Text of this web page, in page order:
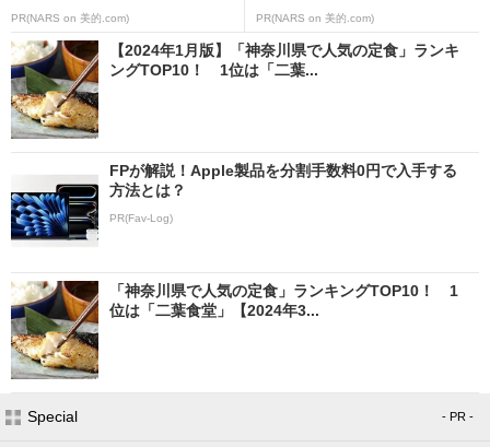
PR(NARS on 美的.com) PR(NARS on 美的.com)
【2024年1月版】「神奈川県で人気の定食」ランキ
ングTOP10！ 1位は「二葉...
FPが解説！Apple製品を分割手数料0円で入手する
方法とは？
PR(Fav-Log)
「神奈川県で人気の定食」ランキングTOP10！ 1
位は「二葉食堂」【2024年3...
Special - PR -